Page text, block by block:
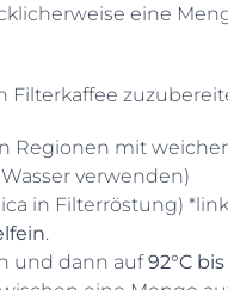
eine
Filterkaffee
Regionen mit
verwenden)
in Filterröstung)
.
und dann auf92°C